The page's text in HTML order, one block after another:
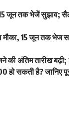
जून तक भेजें सुझाव;
मौका, 15 जून तक
अंतिम तारीख बढ़ी;
सकती है? जानिए पूरा